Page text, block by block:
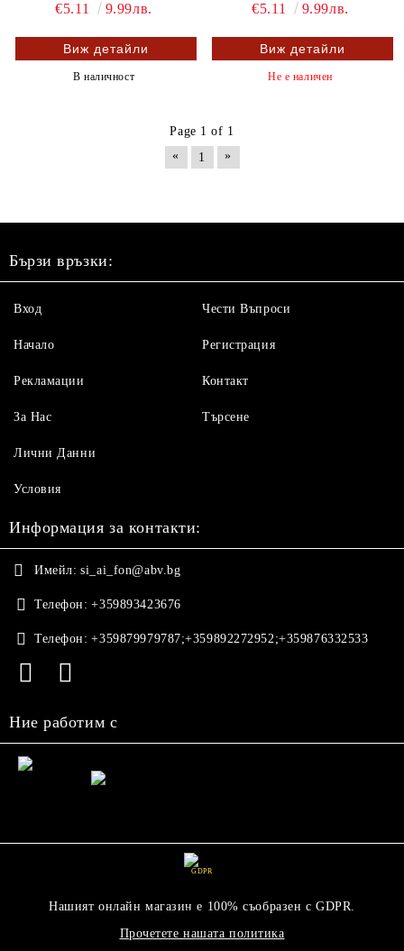
€5.11
9.99лв.
Виж детайли
В наличност
€5.11
9.99лв.
Виж детайли
Не е наличен
Page 1 of 1
«
1 »
Бързи връзки:
Вход
Начало
Рекламации
За Нас
Чести Въпроси
Регистрация
Контакт
Търсене
Лични Данни
Условия
Информация за контакти:
Имейл: si_ai_fon@abv.bg
Телефон: +359893423676
Телефон: +359879979787;+359892272952;+359876332533
Ние работим с
GDPR
Нашият онлайн магазин е 100% съобразен с GDPR.
Прочетете нашата политика